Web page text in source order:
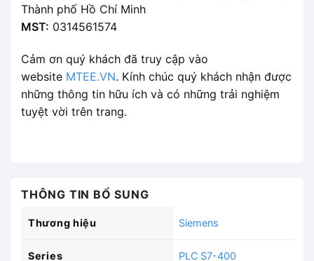
Thành phố Hồ Chí Minh
MST: 0314561574
Cảm ơn quý khách đã truy cập vào
website MTEE.VN. Kính chúc quý khách nhận được
những thông tin hữu ích và có những trải nghiệm
tuyệt vời trên trang.
THÔNG TIN BỔ SUNG
Thương hiệu Siemens
Series PLC S7-400